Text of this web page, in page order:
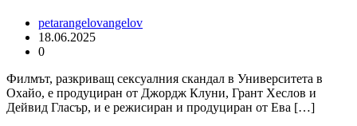
petarangelovangelov
18.06.2025
0
Филмът, разкриващ сексуалния скандал в Университета в
Охайо, е продуциран от Джордж Клуни, Грант Хеслов и
Дейвид Гласър, и е режисиран и продуциран от Ева […]